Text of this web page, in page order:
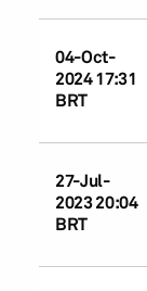
04-Oct-
2024 17:31
BRT
27-Jul-
2023 20:04
BRT